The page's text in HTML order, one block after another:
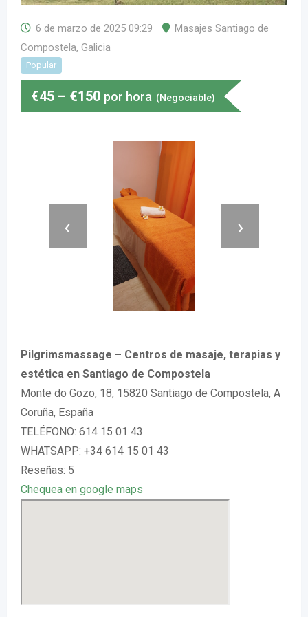
6 de marzo de 2025 09:29
Masajes Santiago de
Compostela, Galicia
Popular
€45 – €150 por hora (Negociable)
‹ ›
Pilgrimsmassage – Centros de masaje, terapias y
estética en Santiago de Compostela
Monte do Gozo, 18, 15820 Santiago de Compostela, A
Coruña, España
TELÉFONO: 614 15 01 43
WHATSAPP: +34 614 15 01 43
Reseñas: 5
Chequea en google maps